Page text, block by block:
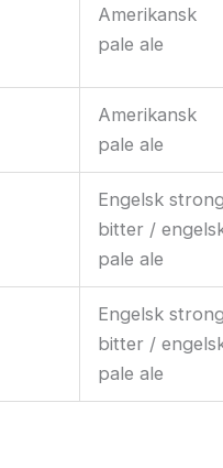
Amerikansk
pale ale
Amerikansk
pale ale
Engelsk
bitter /
pale ale
Engelsk
bitter /
pale ale